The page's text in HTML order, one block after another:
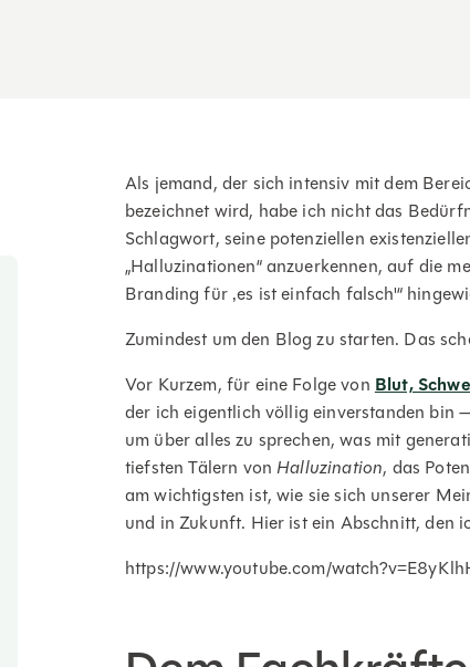
Als jemand, der sich intensiv mit dem
bezeichnet wird, habe ich nicht das
Schlagwort, seine potenziellen
„Halluzinationen“ anzuerkennen, auf die
Branding für ‚es ist einfach falsch'“
Zumindest um den Blog zu starten. Das
Vor Kurzem, für eine Folge von Blut,
der ich eigentlich völlig einverstanden bin
um über alles zu sprechen, was mit
tiefsten Tälern vonHalluzination, das
am wichtigsten ist, wie sie sich unserer
und in Zukunft. Hier ist ein Abschnitt, den
https://www.youtube.com/